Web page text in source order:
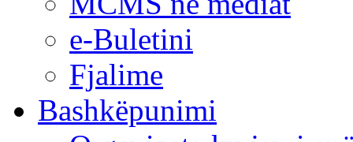
e-Buletini
Fjalime
Bashkëpunimi